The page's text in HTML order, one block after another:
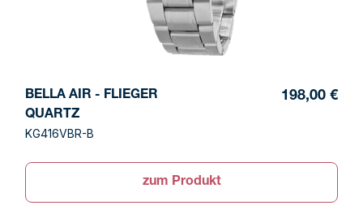
BELLA AIR - FLIEGER
QUARTZ
KG416VBR-B
198,00 €
zum Produkt